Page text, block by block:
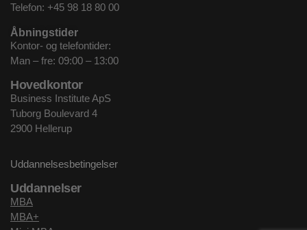
Telefon: +45 98 18 80 00
Åbningstider
Kontor- og telefontider:
Man – fre: 09:00 – 13:00
Hovedkontor
Business Institute ApS
Tuborg Boulevard 4
2900 Hellerup
Uddannelsesbetingelser
Uddannelser
MBA
MBA+